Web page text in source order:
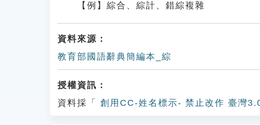
【例】綜合、綜計、錯綜複雜
資料來源：
教育部國語辭典簡編本_綜
授權資訊：
資料採「
創用CC-姓名標示- 禁止改作 臺灣